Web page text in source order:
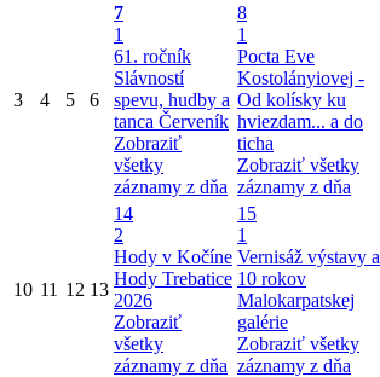
3 4 5 6
7
1
61. ročník
Slávností
spevu, hudby a
tanca Červeník
Zobraziť
všetky
záznamy z dňa
8
1
Pocta Eve
Kostolányiovej -
Od kolísky ku
hviezdam... a do
ticha
Zobraziť všetky
záznamy z dňa
10 11 12 13
14
2
Hody v Kočíne
Hody Trebatice
2026
Zobraziť
všetky
záznamy z dňa
15
1
Vernisáž výstavy a
10 rokov
Malokarpatskej
galérie
Zobraziť všetky
záznamy z dňa